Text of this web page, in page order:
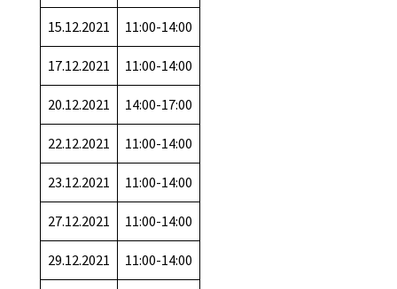
15.12.2021 11:00-14:00
17.12.2021 11:00-14:00
20.12.2021 14:00-17:00
22.12.2021 11:00-14:00
23.12.2021 11:00-14:00
27.12.2021 11:00-14:00
29.12.2021 11:00-14:00